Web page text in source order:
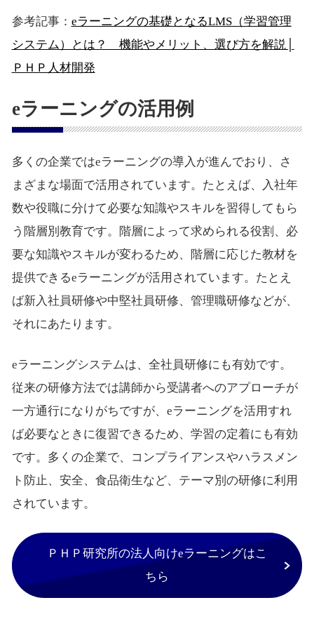
参考記事： eラーニングの基礎となるLMS（学習管理
システム）とは？ 機能やメリット、選び方を解説│
ＰＨＰ人材開発
eラーニングの活用例
多くの企業ではeラーニングの導入が進んでおり、さ
まざまな場面で活用されています。たとえば、入社年
数や役職に分けて必要な知識やスキルを習得してもら
う階層別教育です。階層によって求められる役割、必
要な知識やスキルが変わるため、階層に応じた教材を
提供できるeラーニングが活用されています。たとえ
ば新入社員研修や中堅社員研修、管理職研修などが、
それにあたります。
eラーニングシステムは、全社員研修にも有効です。
従来の研修方法では講師から受講者へのアプローチが
一方通行になりがちですが、eラーニングを活用すれ
ば必要なときに復習できるため、学習の定着にも有効
です。多くの企業で、コンプライアンスやハラスメン
ト防止、安全、食品衛生など、テーマ別の研修に利用
されています。
ＰＨＰ研究所の法人向けeラーニングはこ
ちら